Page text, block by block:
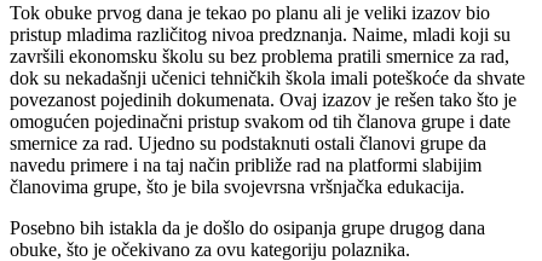
Tok obuke prvog dana je tekao po planu ali je veliki izazov bio
pristup mladima različitog nivoa predznanja. Naime, mladi koji su
završili ekonomsku školu su bez problema pratili smernice za rad,
dok su nekadašnji učenici tehničkih škola imali poteškoće da shvate
povezanost pojedinih dokumenata. Ovaj izazov je rešen tako što je
omogućen pojedinačni pristup svakom od tih članova grupe i date
smernice za rad. Ujedno su podstaknuti ostali članovi grupe da
navedu primere i na taj način približe rad na platformi slabijim
članovima grupe, što je bila svojevrsna vršnjačka edukacija.
Posebno bih istakla da je došlo do osipanja grupe drugog dana
obuke, što je očekivano za ovu kategoriju polaznika.